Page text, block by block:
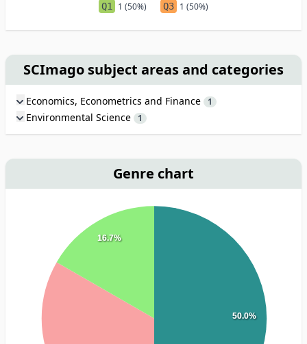
Q1 1 (50%) Q3 1 (50%)
SCImago subject areas and categories
Economics, Econometrics and Finance 1
Environmental Science 1
Genre chart
50.0%
16.7%